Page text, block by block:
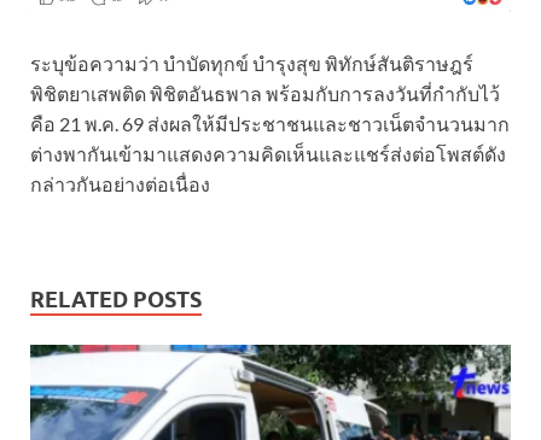
ระบุข้อความว่า บำบัดทุกข์ บำรุงสุข พิทักษ์สันติราษฎร์
พิชิตยาเสพติด พิชิตอันธพาล พร้อมกับการลงวันที่กำกับไว้
คือ 21 พ.ค. 69 ส่งผลให้มีประชาชนและชาวเน็ตจำนวนมาก
ต่างพากันเข้ามาแสดงความคิดเห็นและแชร์ส่งต่อโพสต์ดัง
กล่าวกันอย่างต่อเนื่อง
RELATED POSTS